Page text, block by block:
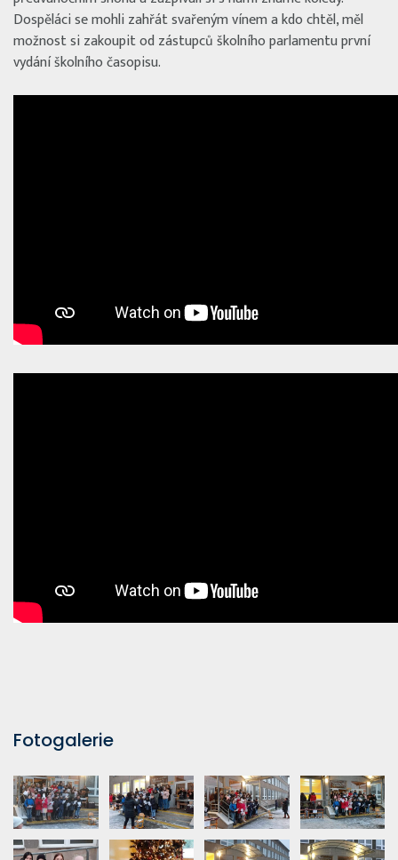
Dospěláci se mohli zahřát svařeným vínem a kdo chtěl, měl
možnost si zakoupit od zástupců školního parlamentu první
vydání školního časopisu.
Fotogalerie